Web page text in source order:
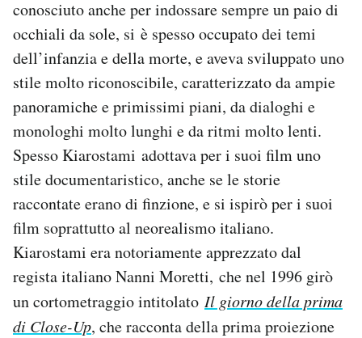
conosciuto anche per indossare sempre un paio di
occhiali da sole, si è spesso occupato dei temi
dell’infanzia e della morte, e aveva sviluppato uno
stile molto riconoscibile, caratterizzato da ampie
panoramiche e primissimi piani, da dialoghi e
monologhi molto lunghi e da ritmi molto lenti.
Spesso Kiarostami adottava per i suoi film uno
stile documentaristico, anche se le storie
raccontate erano di finzione, e si ispirò per i suoi
film soprattutto al neorealismo italiano.
Kiarostami era notoriamente apprezzato dal
regista italiano Nanni Moretti, che nel 1996 girò
un cortometraggio intitolato Il giorno della prima
di Close-Up, che racconta della prima proiezione